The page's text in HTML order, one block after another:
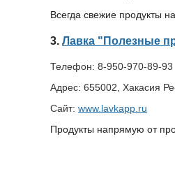
Всегда свежие продукты
3. Лавка "Полезные
Телефон: 8-950-970-89-93
Адрес: 655002, Хакасия
Сайт: www.lavkapp.ru
Продукты напрямую от